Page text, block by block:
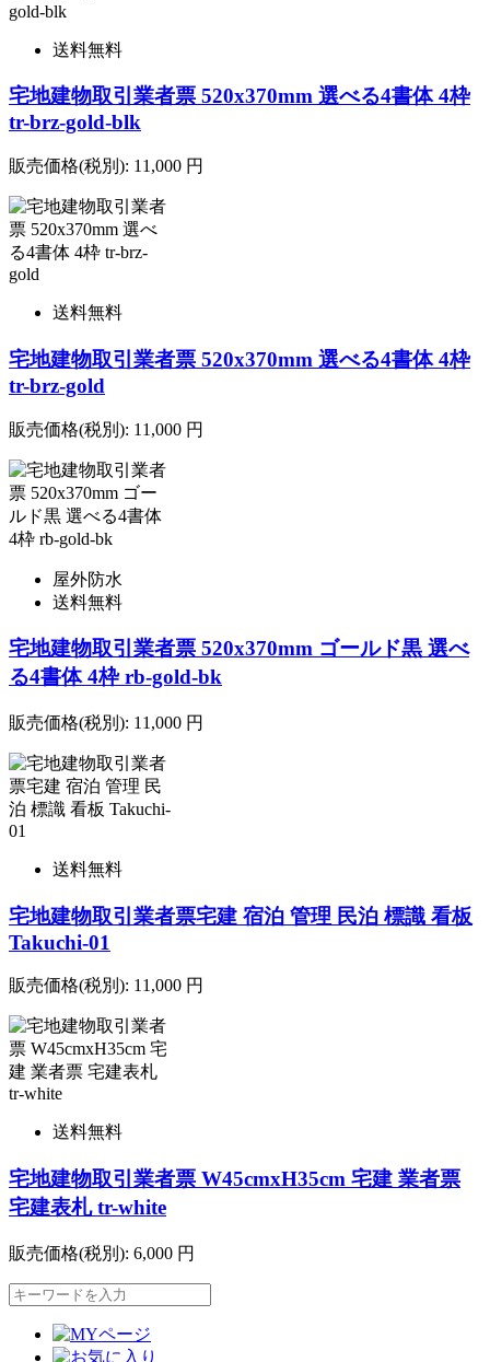
送料無料
宅地建物取引業者票 520x370mm 選べる4書体 4枠
tr-brz-gold-blk
販売価格(税別): 11,000 円
送料無料
宅地建物取引業者票 520x370mm 選べる4書体 4枠
tr-brz-gold
販売価格(税別): 11,000 円
屋外防水
送料無料
宅地建物取引業者票 520x370mm ゴールド黒 選べ
る4書体 4枠 rb-gold-bk
販売価格(税別): 11,000 円
送料無料
宅地建物取引業者票宅建 宿泊 管理 民泊 標識 看板
Takuchi-01
販売価格(税別): 11,000 円
送料無料
宅地建物取引業者票 W45cmxH35cm 宅建 業者票
宅建表札 tr-white
販売価格(税別): 6,000 円